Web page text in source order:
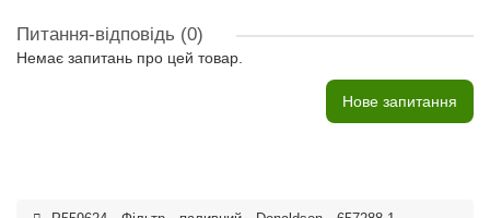
Питання-відповідь (0)
Немає запитань про цей товар.
Нове запитання